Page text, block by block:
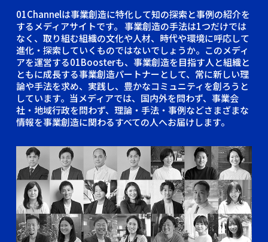
01Channelは事業創造に特化して知の探索と事例の紹介を
するメディアサイトです。 事業創造の手法は1つだけでは
なく、取り組む組織の文化や人材、時代や環境に呼応して
進化・探索していくものではないでしょうか。このメディ
アを運営する01Boosterも、事業創造を目指す人と組織と
ともに成長する事業創造パートナーとして、常に新しい理
論や手法を求め、実践し、豊かなコミュニティを創ろうと
しています。当メディアでは、国内外を問わず、事業会
社・地域行政を問わず、理論・手法・事例などさまざまな
情報を事業創造に関わるすべての人へお届けします。